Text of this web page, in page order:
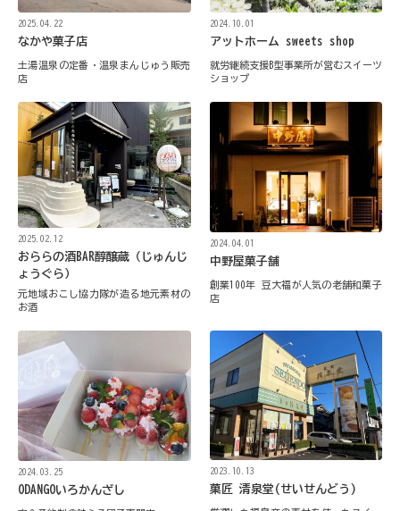
2025.04.22
なかや菓子店
土湯温泉の定番・温泉まんじゅう販売
店
2024.10.01
アットホーム sweets shop
就労継続支援B型事業所が営むスイーツ
ショップ
2025.02.12
おららの酒BAR醇醸蔵（じゅんじ
ょうぐら）
元地域おこし協力隊が造る地元素材の
お酒
2024.04.01
中野屋菓子舗
創業100年 豆大福が人気の老舗和菓子
店
2024.03.25
ODANGOいろかんざし
2023.10.13
菓匠 清泉堂(せいせんどう)